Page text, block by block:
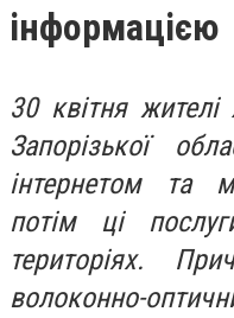
інформацією
30 квітня жителі
Запорізької
інтернетом та
потім ці
територіях.
волоконно-